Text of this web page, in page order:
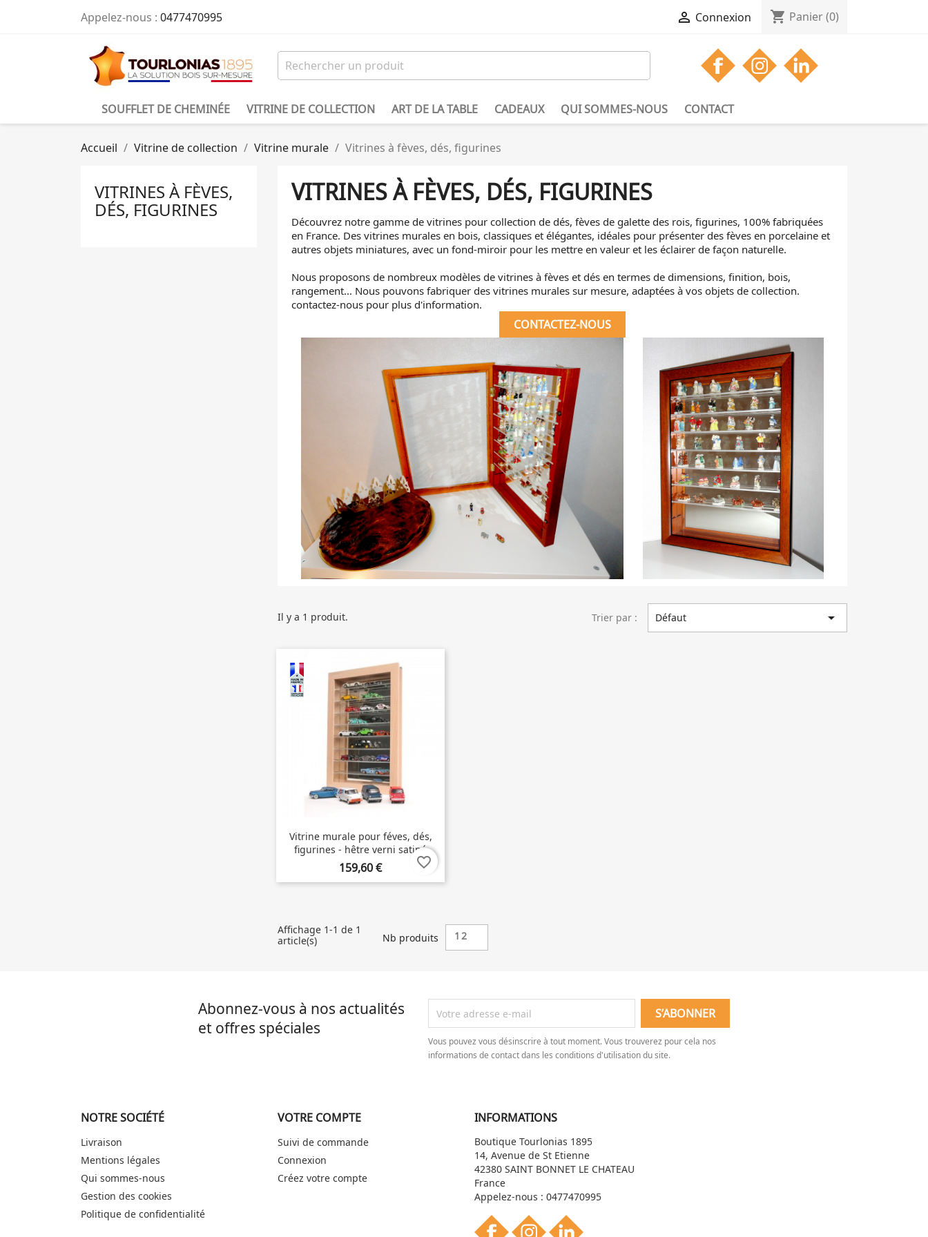
Appelez-nous : 0477470995  Connexion shopping_cart Panier(0)
SOUFFLET DE CHEMINÉE VITRINE DE COLLECTION ART DE LA TABLE CADEAUX QUI SOMMES-NOUS CONTACT
Accueil Vitrine de collection Vitrine murale Vitrines à fèves, dés, figurines
VITRINES À FÈVES,
DÉS, FIGURINES
VITRINES À FÈVES, DÉS, FIGURINES
Découvrez notre gamme de vitrines pour collection de dés, fèves de galette des rois, figurines, 100% fabriquées
en France. Des vitrines murales en bois, classiques et élégantes, idéales pour présenter des fèves en porcelaine et
autres objets miniatures, avec un fond-miroir pour les mettre en valeur et les éclairer de façon naturelle.
Nous proposons de nombreux modèles de vitrines à fèves et dés en termes de dimensions, finition, bois,
rangement... Nous pouvons fabriquer des vitrines murales sur mesure, adaptées à vos objets de collection.
contactez-nous pour plus d'information.
CONTACTEZ-NOUS
Il y a 1 produit. Trier par : Défaut 
Vitrine murale pour féves, dés,
figurines - hêtre verni satiné
159,60 € favorite_border
Affichage 1-1 de 1
article(s)
Nb produits 12
Abonnez-vous à nos actualités
et offres spéciales
Vous pouvez vous désinscrire à tout moment. Vous trouverez pour cela nos
informations de contact dans les conditions d'utilisation du site.
NOTRE SOCIÉTÉ
Livraison
Mentions légales
Qui sommes-nous
Gestion des cookies
Politique de confidentialité
VOTRE COMPTE
Suivi de commande
Connexion
Créez votre compte
INFORMATIONS
Boutique Tourlonias 1895
14, Avenue de St Etienne
42380 SAINT BONNET LE CHATEAU
France
Appelez-nous : 0477470995